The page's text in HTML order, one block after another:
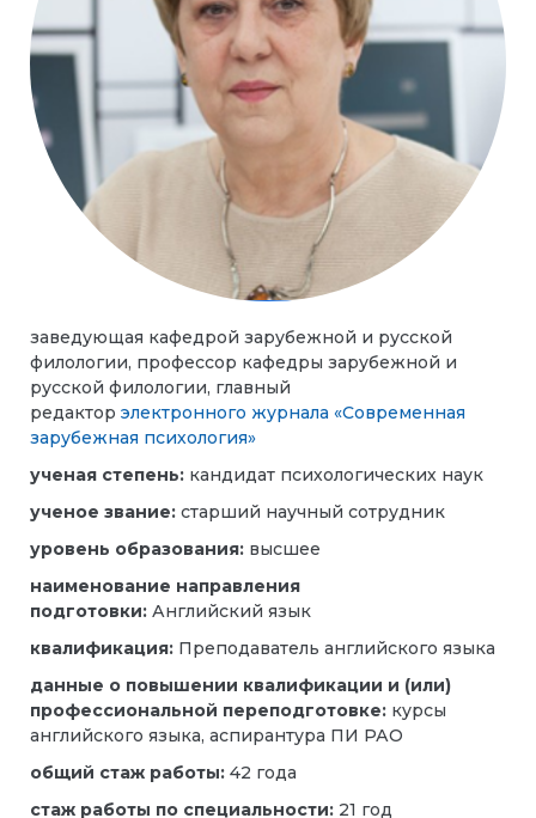
заведующая кафедрой зарубежной и русской
филологии, профессор кафедры зарубежной и
русской филологии, главный
редактор электронного журнала «Современная
зарубежная психология»
ученая степень: кандидат психологических наук
ученое звание: старший научный сотрудник
уровень образования: высшее
наименование направления
подготовки: Английский язык
квалификация: Преподаватель английского языка
данные о повышении квалификации и (или)
профессиональной переподготовке: курсы
английского языка, аспирантура ПИ РАО
общий стаж работы: 42 года
стаж работы по специальности: 21 год